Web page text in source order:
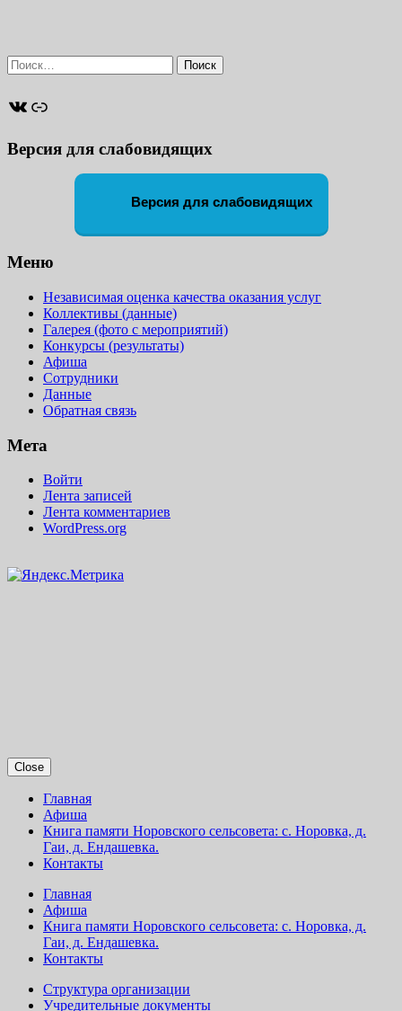
Найти:
ВКонтакте
Ссылка
Версия для слабовидящих
Версия для слабовидящих
Меню
Независимая оценка качества оказания услуг
Коллективы (данные)
Галерея (фото с мероприятий)
Конкурсы (результаты)
Афиша
Сотрудники
Данные
Обратная связь
Мета
Войти
Лента записей
Лента комментариев
WordPress.org
Close
Главная
Афиша
Книга памяти Норовского сельсовета: с. Норовка, д.
Гаи, д. Ендашевка.
Контакты
Главная
Афиша
Книга памяти Норовского сельсовета: с. Норовка, д.
Гаи, д. Ендашевка.
Контакты
Структура организации
Учредительные документы